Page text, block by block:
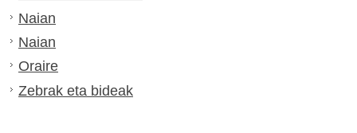
Naian
Naian
Oraire
Zebrak eta bideak